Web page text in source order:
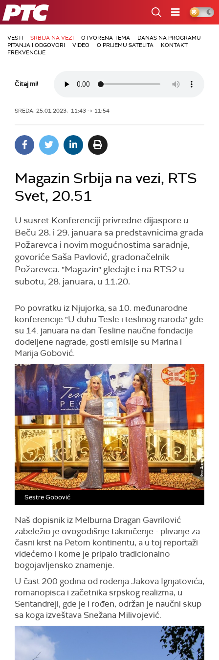
RTS
VESTI SRBIJA NA VEZI OTVORENA TEMA
DANAS NA PROGRAMU
PITANJA I ODGOVORI
VIDEO O PRIJEMU SATELITA
KONTAKT
FREKVENCIJE
Čitaj mi!
SREDA, 25.01.2023, 11:43 -> 11:54
Magazin Srbija na vezi, RTS
Svet, 20.51
U susret Konferenciji privredne dijaspore u
Beču 28. i 29. januara sa predstavnicima grada
Požarevca i novim mogućnostima saradnje,
govoriće Saša Pavlović, gradonačelnik
Požarevca. "Magazin" gledajte i na RTS2 u
subotu, 28. januara, u 11.20.
Po povratku iz Njujorka, sa 10. međunarodne
konferencije "U duhu Tesle i teslinog naroda" gde
su 14. januara na dan Tesline naučne fondacije
dodeljene nagrade, gosti emisije su Marina i
Marija Gobović.
Sestre Gobović
Naš dopisnik iz Melburna Dragan Gavrilović
zabeležio je ovogodišnje takmičenje - plivanje za
časni krst na Petom kontinentu, a u toj reportaži
videćemo i kome je pripalo tradicionalno
bogojavljensko znamenje.
U čast 200 godina od rođenja Jakova Ignjatovića,
romanopisca i začetnika srpskog realizma, u
Sentandreji, gde je i rođen, održan je naučni skup
sa koga izveštava Snežana Milivojević.